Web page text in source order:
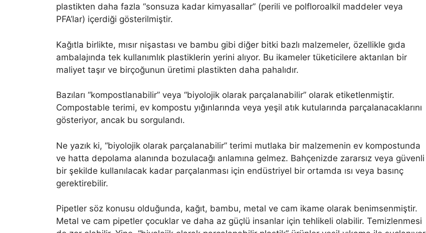
plastikten daha fazla “sonsuza kadar kimyasallar” (perili ve polfloroalkil maddeler veya
PFA’lar) içerdiği gösterilmiştir.
Kağıtla birlikte, mısır nişastası ve bambu gibi diğer bitki bazlı malzemeler, özellikle gıda
ambalajında ​​tek kullanımlık plastiklerin yerini alıyor. Bu ikameler tüketicilere aktarılan bir
maliyet taşır ve birçoğunun üretimi plastikten daha pahalıdır.
Bazıları “kompostlanabilir” veya “biyolojik olarak parçalanabilir” olarak etiketlenmiştir.
Compostable terimi, ev kompostu yığınlarında veya yeşil atık kutularında parçalanacaklarını
gösteriyor, ancak bu sorgulandı.
Ne yazık ki, “biyolojik olarak parçalanabilir” terimi mutlaka bir malzemenin ev kompostunda
ve hatta depolama alanında bozulacağı anlamına gelmez. Bahçenizde zararsız veya güvenli
bir şekilde kullanılacak kadar parçalanması için endüstriyel bir ortamda ısı veya basınç
gerektirebilir.
Pipetler söz konusu olduğunda, kağıt, bambu, metal ve cam ikame olarak benimsenmiştir.
Metal ve cam pipetler çocuklar ve daha az güçlü insanlar için tehlikeli olabilir. Temizlenmesi